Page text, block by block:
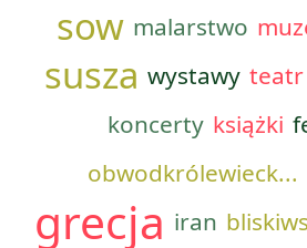
sow malarstwo
susza wystawy teatr
koncerty książki
obwodkrólewieck...
grecja iran